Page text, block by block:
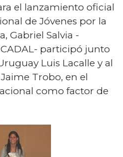
el lanzamiento oficial
de Jóvenes por la
Gabriel Salvia -
participó junto
Luis Lacalle y al
Trobo, en el
como factor de